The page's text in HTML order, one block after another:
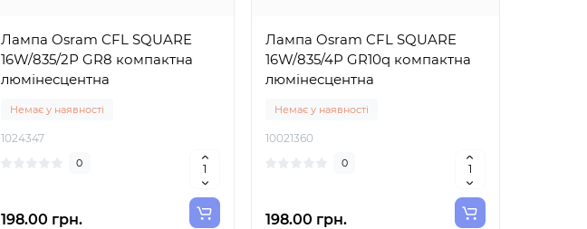
Лампа Osram CFL SQUARE
16W/835/2Р GR8 компактна
люмінесцентна
Немає у наявності
1024347
0
198.00 грн.
Лампа Osram CFL SQUARE
16W/835/4Р GR10q компактна
люмінесцентна
Немає у наявності
10021360
0
198.00 грн.